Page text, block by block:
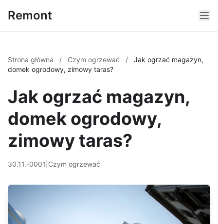
Remont
Strona główna / Czym ogrzewać /
Jak ogrzać magazyn,
domek ogrodowy, zimowy taras?
Jak ogrzać magazyn,
domek ogrodowy,
zimowy taras?
30.11.-0001 Czym ogrzewać